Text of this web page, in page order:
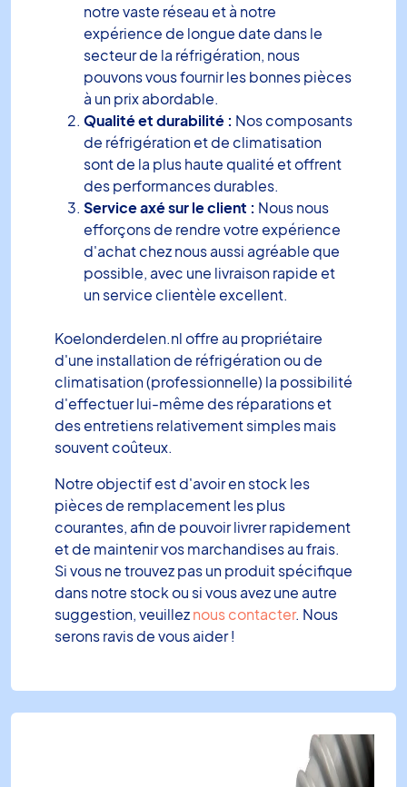
notre vaste réseau et à notre
expérience de longue date dans le
secteur de la réfrigération, nous
pouvons vous fournir les bonnes pièces
à un prix abordable.
Qualité et durabilité : Nos composants
de réfrigération et de climatisation
sont de la plus haute qualité et offrent
des performances durables.
Service axé sur le client : Nous nous
efforçons de rendre votre expérience
d'achat chez nous aussi agréable que
possible, avec une livraison rapide et
un service clientèle excellent.
Koelonderdelen.nl offre au propriétaire
d'une installation de réfrigération ou de
climatisation (professionnelle) la possibilité
d'effectuer lui-même des réparations et
des entretiens relativement simples mais
souvent coûteux.
Notre objectif est d'avoir en stock les
pièces de remplacement les plus
courantes, afin de pouvoir livrer rapidement
et de maintenir vos marchandises au frais.
Si vous ne trouvez pas un produit spécifique
dans notre stock ou si vous avez une autre
suggestion, veuilleznous contacter. Nous
serons ravis de vous aider !